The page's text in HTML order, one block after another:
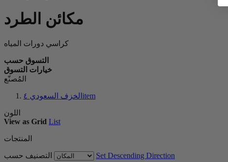
مكائن الطرد
كراسي دورات المياه
التسوق حسب
خيارات التسوق
المُصنّع
الخزف السعودي item
اللون
View as Grid List
المنتجات
التصنيف حسب Set Descending Direction